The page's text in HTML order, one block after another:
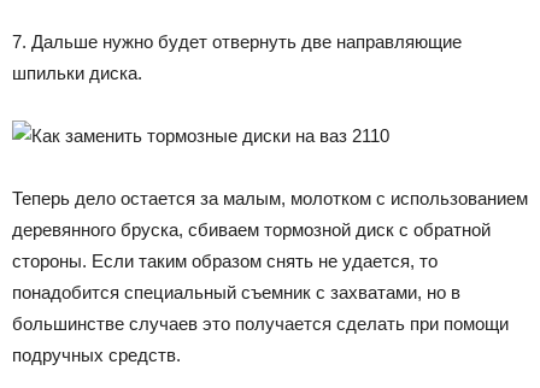
7. Дальше нужно будет отвернуть две направляющие
шпильки диска.
Теперь дело остается за малым, молотком с использованием
деревянного бруска, сбиваем тормозной диск с обратной
стороны. Если таким образом снять не удается, то
понадобится специальный съемник с захватами, но в
большинстве случаев это получается сделать при помощи
подручных средств.